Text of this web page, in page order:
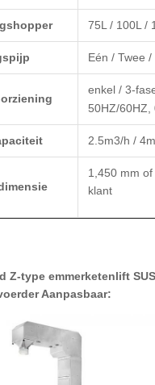
75L / 100L /
Eén / Twee
enkel / 3-
50HZ/60HZ,
2.5m3/h /
1,450 mm
klant
Z-type emmerketenlift
Aanpasbaar: